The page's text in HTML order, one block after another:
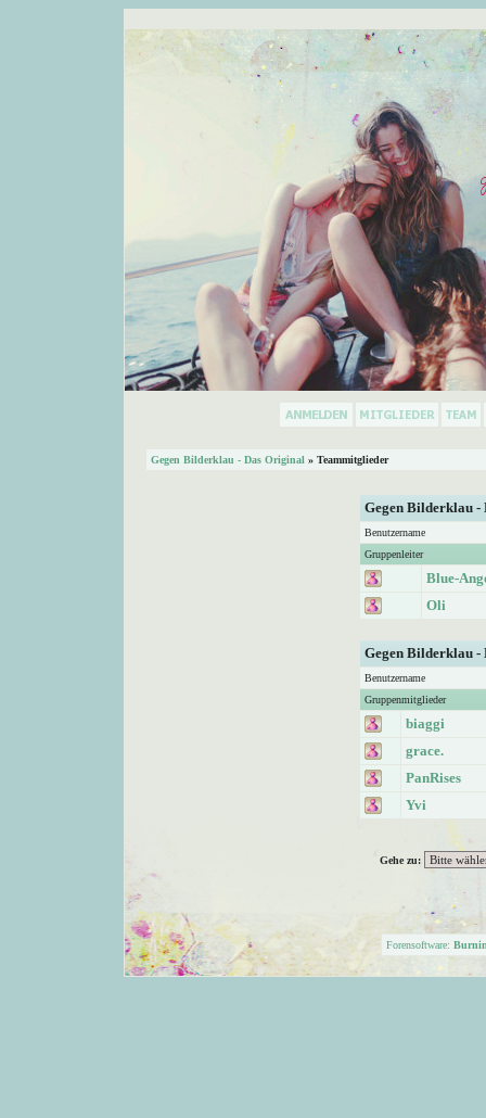
Gegen Bilderklau - Das Original » Teammitglieder
Gegen Bilderklau
Benutzername
Gruppenleiter
Blue-
Oli
Gegen Bilderklau
Benutzername
Gruppenmitglieder
biaggi
grace.
PanRises
Yvi
Gehe zu:
Forensoftware: